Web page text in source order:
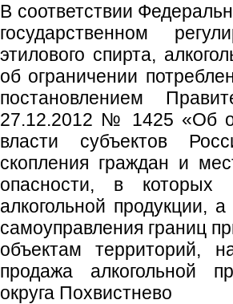
В соответствии
государственном
этилового спирта,
об ограничении
постановлением
27.12.2012 № 1425 «Об
власти субъектов
скопления граждан и
опасности, в которых
алкогольной продукции,
самоуправления границ
объектам территорий,
продажа алкогольной
округа Похвистнево